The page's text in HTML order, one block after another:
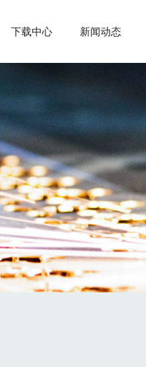
下载中心 新闻动态